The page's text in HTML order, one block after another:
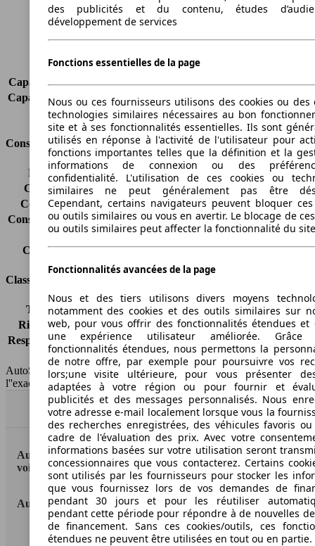
Poids maximum
2050 kg
Charge maximale
Charge sur toit
-
Capacité de remorquage (sans freins) 750 kg
Capacité de remorquage (avec freins) 1800 kg
Volume du coffre
500 l
Consommation
Émissions de CO2*
244 g/km (komb.)
Consommation (ville)
14.9 l/100km
Consommation (route)
7.6 l/100km
Consommation (combinée)* 10.3 l/100km
Classe d'émissions
pas d'information
Capacité du réservoir
75 l
Classes d'assurance
Tous risques
-
Risques partiels
-
Responsabilité civile -
HSN/TSN
MSA36x2Cxxxx/n.c.
AutoScout24 France SAS décline toute responsabilité concernant
l''exactitude des indications fournies.
Haut
AutoScout24: la plus grande plateforme en ligne de
voitures en Europe
AutoScout24
A propos d'AutoScout24
des publicités et du contenu, études
développement de services
Fonctions essentielles de la page
Nous ou ces fournisseurs utilisons des cookies ou des
technologies similaires nécessaires au bon
site et à ses fonctionnalités essentielles. Ils sont
utilisés en réponse à l'activité de l'utilisateur pour
fonctions importantes telles que la définition et la
informations de connexion ou des
confidentialité. L'utilisation de ces cookies ou
similaires ne peut généralement pas être
Cependant, certains navigateurs peuvent bloquer ces
ou outils similaires ou vous en avertir. Le blocage de
ou outils similaires peut affecter la fonctionnalité du
Fonctionnalités avancées de la page
Nous et des tiers utilisons divers moyens
notamment des cookies et des outils similaires sur
web, pour vous offrir des fonctionnalités étendues et
une expérience utilisateur améliorée.
fonctionnalités étendues, nous permettons la
de notre offre, par exemple pour poursuivre vos
lors;une visite ultérieure, pour vous présenter
adaptées à votre région ou pour fournir et
publicités et des messages personnalisés. Nous
votre adresse e-mail localement lorsque vous la
des recherches enregistrées, des véhicules favoris
cadre de l'évaluation des prix. Avec votre
informations basées sur votre utilisation seront
concessionnaires que vous contacterez. Certains
sont utilisés par les fournisseurs pour stocker les
que vous fournissez lors de vos demandes de
pendant 30 jours et pour les réutiliser
pendant cette période pour répondre à de nouvelles
de financement. Sans ces cookies/outils, ces
étendues ne peuvent être utilisées en tout ou en partie.